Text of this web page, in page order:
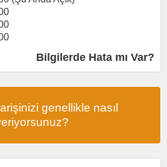
Bilgilerde Hata mı Var?
genellikle nasıl